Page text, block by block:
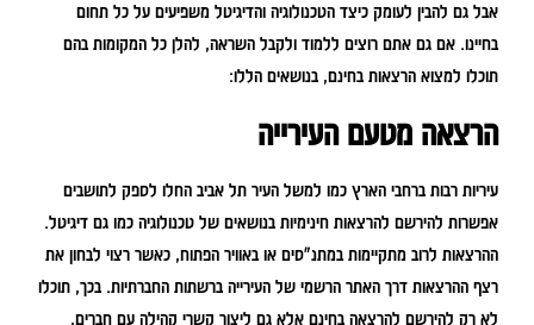
אבל גם להבין לעומק כיצד הטכנולוגיה והדיגיטל משפיעים על כל תחום
בחיינו. אם גם אתם רוצים ללמוד ולקבל השראה, להלן כל המקומות בהם
תוכלו למצוא הרצאות בחינם, בנושאים הללו:
הרצאה מטעם העירייה
עיריות רבות ברחבי הארץ כמו למשל העיר תל אביב החלו לספק לתושבים
אפשרות להירשם להרצאות חינימיות בנושאים של טכנולוגיה כמו גם דיגיטל.
ההרצאות לרוב מתקיימות במתנ"סים או באוויר הפתוח, כאשר רצוי לבחון את
רצף ההרצאות דרך האתר הרשמי של העירייה ברשתות החברתיות. בכך, תוכלו
לא רק להירשם להרצאה בחינם אלא גם ליצור קשרי קהילה עם חברים,